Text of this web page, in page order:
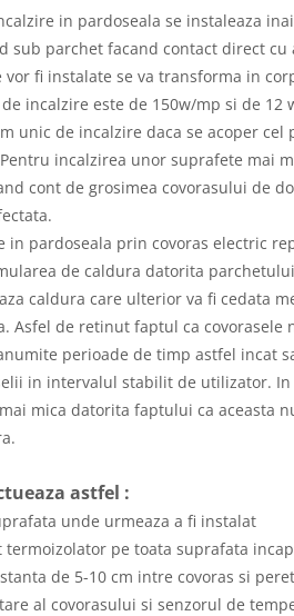
in pardoseala se instaleaza
sub parchet facand contact direct cu
vor fi instalate se va transforma in
incalzire este de 150w/mp si de 12
unic de incalzire daca se acoper cel
incalzirea unor suprafete mai
cont de grosimea covorasului de
in pardoseala prin covoras electric
de caldura datorita
caldura care ulterior va fi cedata
Asfel de retinut faptul ca covorasele
perioade de timp astfel incat
in intervalul stabilit de utilizator.
mica datorita faptului ca aceasta
astfel :
unde urmeaza a fi instalat
termoizolator pe toata suprafata
de 5-10 cm intre covoras si
al covorasului si senzorul de